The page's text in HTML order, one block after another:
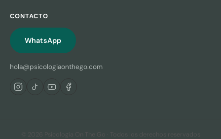
CONTACTO
WhatsApp
hola@psicologiaonthego.com
© 2026 Psicología On The Go · Todos los derechos reservados